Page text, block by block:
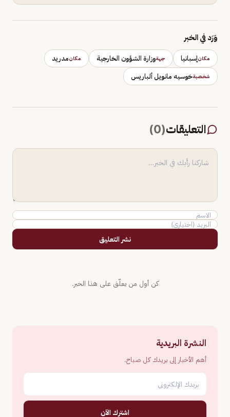
وَرَد في الخبر
مكانإسبانيا جهةوزارة الشؤون الخارجية مكانمدريد
شخصيةخوسيه مانويل ألباريس
التعليقات(
0
)
نشر التعليق
كن أول من يعلّق على هذا الخبر.
النشرة البريدية
أهم الأخبار إلى بريدك كل صباح.
اشترك الآن